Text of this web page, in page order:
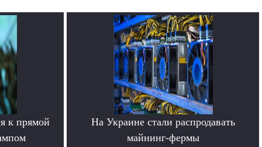
к прямой
На Украине стали распродавать
майнинг-фермы